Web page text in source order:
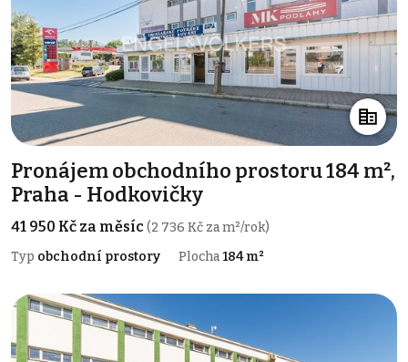
Pronájem obchodního prostoru 184 m²,
Praha - Hodkovičky
41 950 Kč za měsíc(2 736 Kč za m²/rok)
Typ obchodní prostory Plocha184 m²